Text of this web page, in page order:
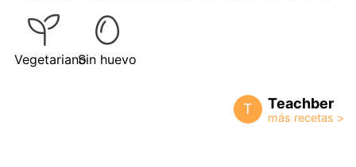
VegetarianoSin huevo
T Teachber